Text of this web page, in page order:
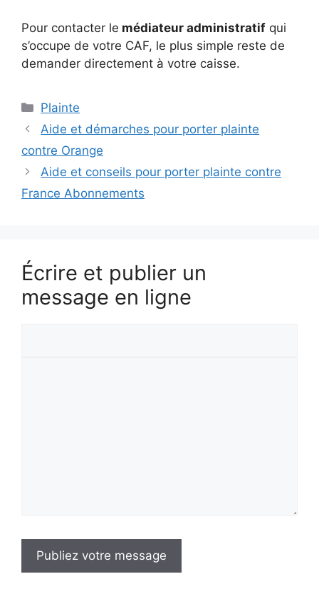
Pour contacter le médiateur administratif qui
s’occupe de votre CAF, le plus simple reste de
demander directement à votre caisse.
Catégories
Plainte
Aide et démarches pour porter plainte
contre Orange
Aide et conseils pour porter plainte contre
France Abonnements
Écrire et publier un
message en ligne